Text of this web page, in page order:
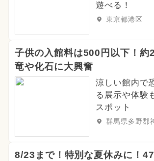
遊べる！
東京都港区
子供の入館料は500円以下！約
竜や化石に大興奮
涼しい館内で
る展示や体験
スポット
群馬県多野郡
8/23まで！特別な夏休みに！